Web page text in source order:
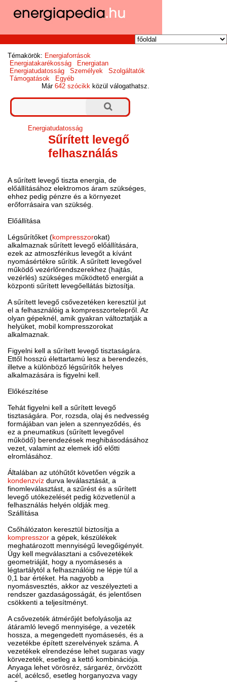
Témakörök: Energiaforrások
Energiatakarékosság
Energiatan
Energiatudatosság
Személyek
Szolgáltatók
Támogatások
Egyéb
Már642 szócikk közül válogathatsz.
Energiatudatosság
Sűrített levegő
felhasználás
A sűrített levegő tiszta energia, de
előállításához elektromos áram szükséges,
ehhez pedig pénzre és a környezet
erőforrásaira van szükség.
Előállítása
Légsűrítőket (kompresszorokat)
alkalmaznak sűrített levegő előállítására,
ezek az atmoszférikus levegőt a kívánt
nyomásértékre sűrítik. A sűrített levegővel
működő vezérlőrendszerekhez (hajtás,
vezérlés) szükséges működtető energiát a
központi sűrített levegőellátás biztosítja.
A sűrített levegő csővezetéken keresztül jut
el a felhasználóig a kompresszortelepről. Az
olyan gépeknél, amik gyakran változtatják a
helyüket, mobil kompresszorokat
alkalmaznak.
Figyelni kell a sűrített levegő tisztaságára.
Ettől hosszú élettartamú lesz a berendezés,
illetve a különböző légsűrítők helyes
alkalmazására is figyelni kell.
Előkészítése
Tehát figyelni kell a sűrített levegő
tisztaságára. Por, rozsda, olaj és nedvesség
formájában van jelen a szennyeződés, és
ez a pneumatikus (sűrített levegővel
működő) berendezések meghibásodásához
vezet, valamint az elemek idő előtti
elromlásához.
Általában az utóhűtőt követően végzik a
kondenzvíz durva leválasztását, a
finomleválasztást, a szűrést és a sűrített
levegő utókezelését pedig közvetlenül a
felhasználás helyén oldják meg.
Szállítása
Csőhálózaton keresztül biztosítja a
kompresszor a gépek, készülékek
meghatározott mennyiségű levegőigényét.
Úgy kell megválasztani a csővezetékek
geometriáját, hogy a nyomásesés a
légtartálytól a felhasználóig ne lépje túl a
0,1 bar értéket. Ha nagyobb a
nyomásvesztés, akkor az veszélyezteti a
rendszer gazdaságosságát, és jelentősen
csökkenti a teljesítményt.
A csővezeték átmérőjét befolyásolja az
átáramló levegő mennyisége, a vezeték
hossza, a megengedett nyomásesés, és a
vezetékbe épített szerelvények száma. A
vezetékek elrendezése lehet sugaras vagy
körvezeték, esetleg a kettő kombinációja.
Anyaga lehet vörösréz, sárgaréz, örvözött
acél, acélcső, esetleg horganyozva vagy